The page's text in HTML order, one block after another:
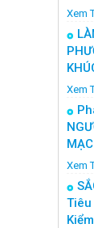
Xem
Xem
Xem
Tiêu